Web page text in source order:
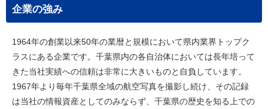
企業の強み
1964年の創業以来50年の業暦と規模において県内業界トップク
ラスにある企業です。千葉県内の各自治体においては長年培って
きた当社実績への信頼は非常に大きいものと自負しています。
1967年より毎年千葉県全域の航空写真を撮影し続け、その記録
は当社の情報資産としてのみならず、千葉県の歴史を知る上での